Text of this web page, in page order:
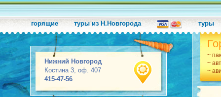
горящие туры из Н.Новгорода туры
Нижний Новгород
Костина 3, оф. 407
415-47-56
~
~
~